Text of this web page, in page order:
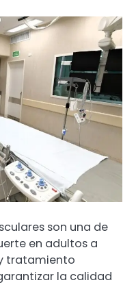
son una de
en adultos a
tratamiento
la calidad